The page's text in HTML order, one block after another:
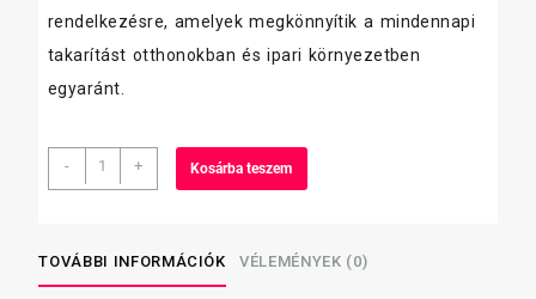
rendelkezésre, amelyek megkönnyítik a mindennapi
takarítást otthonokban és ipari környezetben
egyaránt.
-
Emsal
padlóápoló
ml
mennyiség
+ Kosárba teszem
TOVÁBBI INFORMÁCIÓK VÉLEMÉNYEK (0)